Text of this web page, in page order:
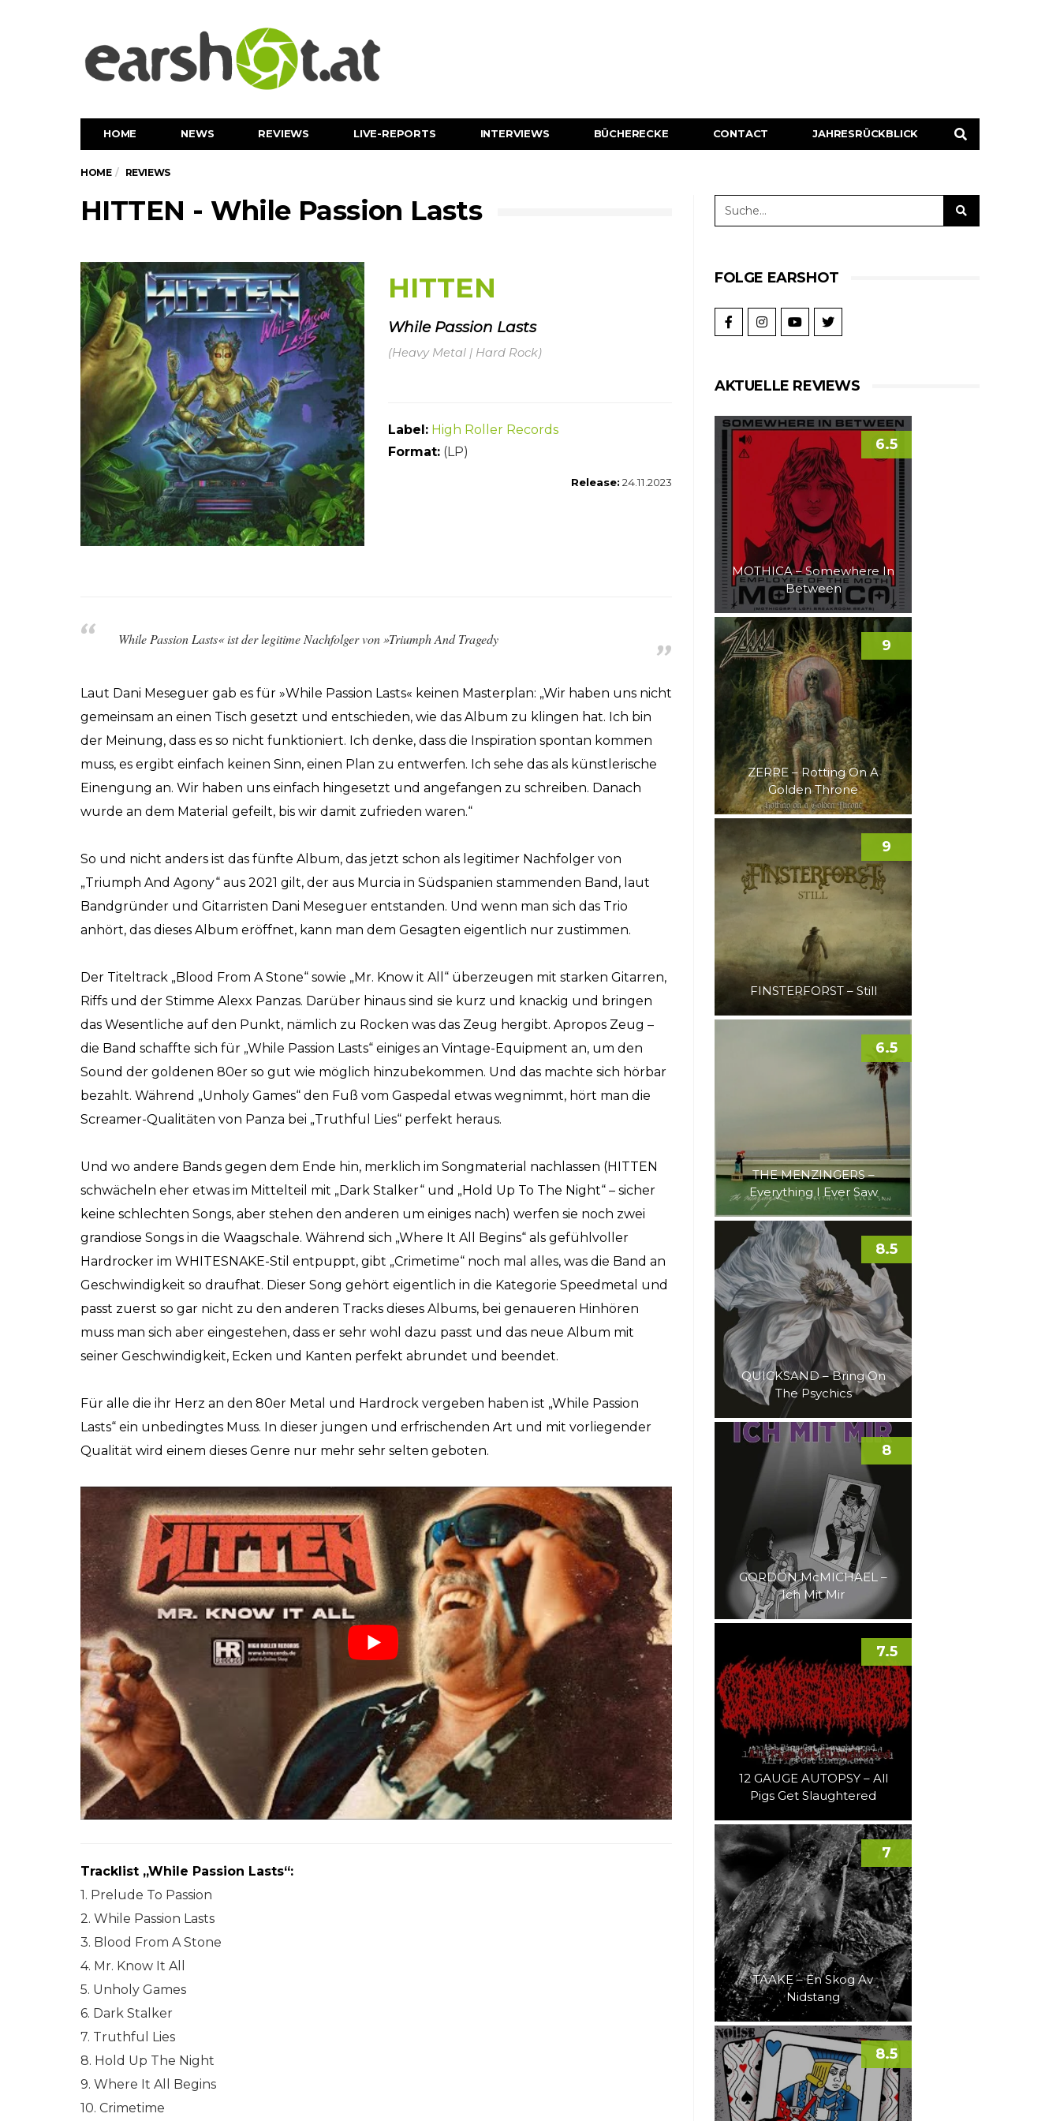
HOME NEWS REVIEWS LIVE-REPORTS INTERVIEWS BÜCHERECKE CONTACT JAHRESRÜCKBLICK
HOME REVIEWS
HITTEN - While Passion Lasts
HITTEN
While Passion Lasts
(Heavy Metal | Hard Rock)
Label: High Roller Records
Format: (LP)
Release: 24.11.2023
While Passion Lasts« ist der legitime Nachfolger von »Triumph And Tragedy
Laut Dani Meseguer gab es für »While Passion Lasts« keinen Masterplan: „Wir haben uns nicht
gemeinsam an einen Tisch gesetzt und entschieden, wie das Album zu klingen hat. Ich bin
der Meinung, dass es so nicht funktioniert. Ich denke, dass die Inspiration spontan kommen
muss, es ergibt einfach keinen Sinn, einen Plan zu entwerfen. Ich sehe das als künstlerische
Einengung an. Wir haben uns einfach hingesetzt und angefangen zu schreiben. Danach
wurde an dem Material gefeilt, bis wir damit zufrieden waren.“
So und nicht anders ist das fünfte Album, das jetzt schon als legitimer Nachfolger von
„Triumph And Agony“ aus 2021 gilt, der aus Murcia in Südspanien stammenden Band, laut
Bandgründer und Gitarristen Dani Meseguer entstanden. Und wenn man sich das Trio
anhört, das dieses Album eröffnet, kann man dem Gesagten eigentlich nur zustimmen.
Der Titeltrack „Blood From A Stone“ sowie „Mr. Know it All“ überzeugen mit starken Gitarren,
Riffs und der Stimme Alexx Panzas. Darüber hinaus sind sie kurz und knackig und bringen
das Wesentliche auf den Punkt, nämlich zu Rocken was das Zeug hergibt. Apropos Zeug –
die Band schaffte sich für „While Passion Lasts“ einiges an Vintage-Equipment an, um den
Sound der goldenen 80er so gut wie möglich hinzubekommen. Und das machte sich hörbar
bezahlt. Während „Unholy Games“ den Fuß vom Gaspedal etwas wegnimmt, hört man die
Screamer-Qualitäten von Panza bei „Truthful Lies“ perfekt heraus.
Und wo andere Bands gegen dem Ende hin, merklich im Songmaterial nachlassen (HITTEN
schwächeln eher etwas im Mittelteil mit „Dark Stalker“ und „Hold Up To The Night“ – sicher
keine schlechten Songs, aber stehen den anderen um einiges nach) werfen sie noch zwei
grandiose Songs in die Waagschale. Während sich „Where It All Begins“ als gefühlvoller
Hardrocker im WHITESNAKE-Stil entpuppt, gibt „Crimetime“ noch mal alles, was die Band an
Geschwindigkeit so draufhat. Dieser Song gehört eigentlich in die Kategorie Speedmetal und
passt zuerst so gar nicht zu den anderen Tracks dieses Albums, bei genaueren Hinhören
muss man sich aber eingestehen, dass er sehr wohl dazu passt und das neue Album mit
seiner Geschwindigkeit, Ecken und Kanten perfekt abrundet und beendet.
Für alle die ihr Herz an den 80er Metal und Hardrock vergeben haben ist „While Passion
Lasts“ ein unbedingtes Muss. In dieser jungen und erfrischenden Art und mit vorliegender
Qualität wird einem dieses Genre nur mehr sehr selten geboten.
Tracklist „While Passion Lasts“:
1. Prelude To Passion
2. While Passion Lasts
3. Blood From A Stone
4. Mr. Know It All
5. Unholy Games
6. Dark Stalker
7. Truthful Lies
8. Hold Up The Night
9. Where It All Begins
10. Crimetime
FOLGE EARSHOT
AKTUELLE REVIEWS
MOTHICA – Somewhere In
Between
6.5
ZERRE – Rotting On A
Golden Throne
9
FINSTERFORST – Still
9
THE MENZINGERS –
Everything I Ever Saw
6.5
QUICKSAND – Bring On
The Psychics
8.5
GORDON McMICHAEL –
Ich Mit Mir
8
12 GAUGE AUTOPSY – All
Pigs Get Slaughtered
7.5
TAAKE – En Skog Av
Nidstang
7
8.5